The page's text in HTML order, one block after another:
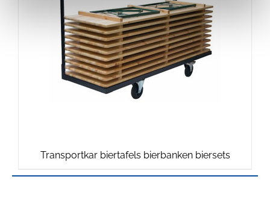
Transportkar biertafels bierbanken biersets